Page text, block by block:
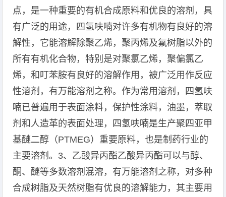
点，是一种重要的有机合成原料和优良的溶剂，具
有广泛的用途，四氢呋喃对许多有机物有良好的溶
解性，它能溶解除聚乙烯，聚丙烯及氟树脂以外的
所有有机化合物，特别是对聚氯乙烯，聚偏氯乙
烯，和叮苯胺有良好的溶解作用，被广泛用作反应
性溶剂，有万能溶剂之称。作为常用溶剂，四氢呋
喃已普遍用于表面涂料，保护性涂料，油墨，萃取
剂和人造革的表面处理，四氢呋喃是生产聚四亚甲
基醚二醇（PTMEG）重要原料，也是制药行业的
主要溶剂。3、乙酸异丙酯乙酸异丙酯可以与醇、
酮、醚等多数溶剂混溶，有万能溶剂之称，对多种
合成树脂及天然树脂有优良的溶解能力，其主要用